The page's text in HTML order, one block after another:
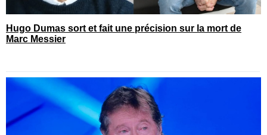
Hugo Dumas sort et fait une précision sur la mort de
Marc Messier